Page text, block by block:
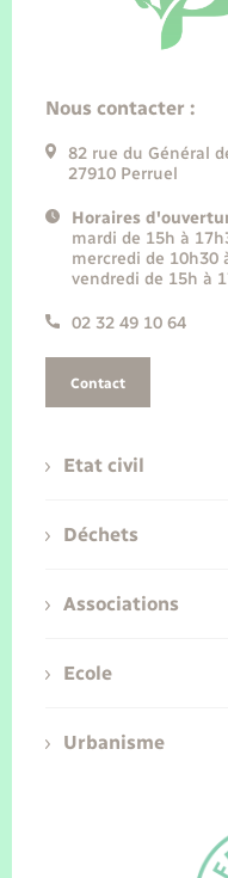
Nous contacter :
82 rue du Général
27910 Perruel
Horaires
mardi de 15h à
mercredi de 10h30
vendredi de 15h à
02 32 49 10 64
Contact
Etat civil
Déchets
Associations
Ecole
Urbanisme